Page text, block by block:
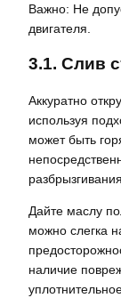
Важно: Не
двигателя.
3.1. Слив
Аккуратно
используя
может быть
разбрызгивания.
Дайте маслу
можно слегка
наличие